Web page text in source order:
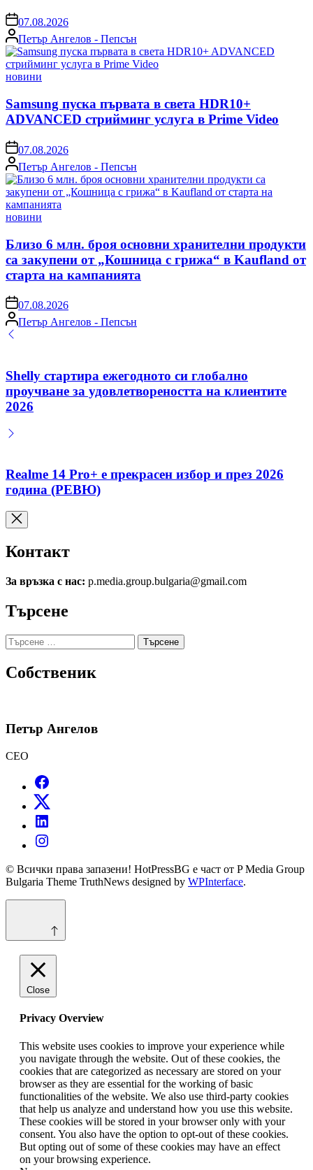
on07.08.2026
Posted
by
Петър Ангелов - Пепсън
Posted
новини
Samsung пуска първата в света HDR10+
ADVANCED стрийминг услуга в Prime Video
on07.08.2026
Posted
by
Петър Ангелов - Пепсън
Posted
новини
Близо 6 млн. броя основни хранителни продукти
са закупени от „Кошница с грижа“ в Kaufland от
старта на кампанията
on07.08.2026
Posted
by
Петър Ангелов - Пепсън
Shelly стартира ежегодното си глобално
проучване за удовлетвореността на клиентите
2026
Realme 14 Pro+ е прекрасен избор и през 2026
година (РЕВЮ)
Контакт
За връзка с нас: p.media.group.bulgaria@gmail.com
Търсене
Търсене
за:
Собственик
Петър Ангелов
CEO
© Всички права запазени! HotPressBG е част от P Media Group
Bulgaria Theme TruthNews designed by WPInterface.
Close
Privacy Overview
This website uses cookies to improve your experience while
you navigate through the website. Out of these cookies, the
cookies that are categorized as necessary are stored on your
browser as they are essential for the working of basic
functionalities of the website. We also use third-party cookies
that help us analyze and understand how you use this website.
These cookies will be stored in your browser only with your
consent. You also have the option to opt-out of these cookies.
But opting out of some of these cookies may have an effect
on your browsing experience.